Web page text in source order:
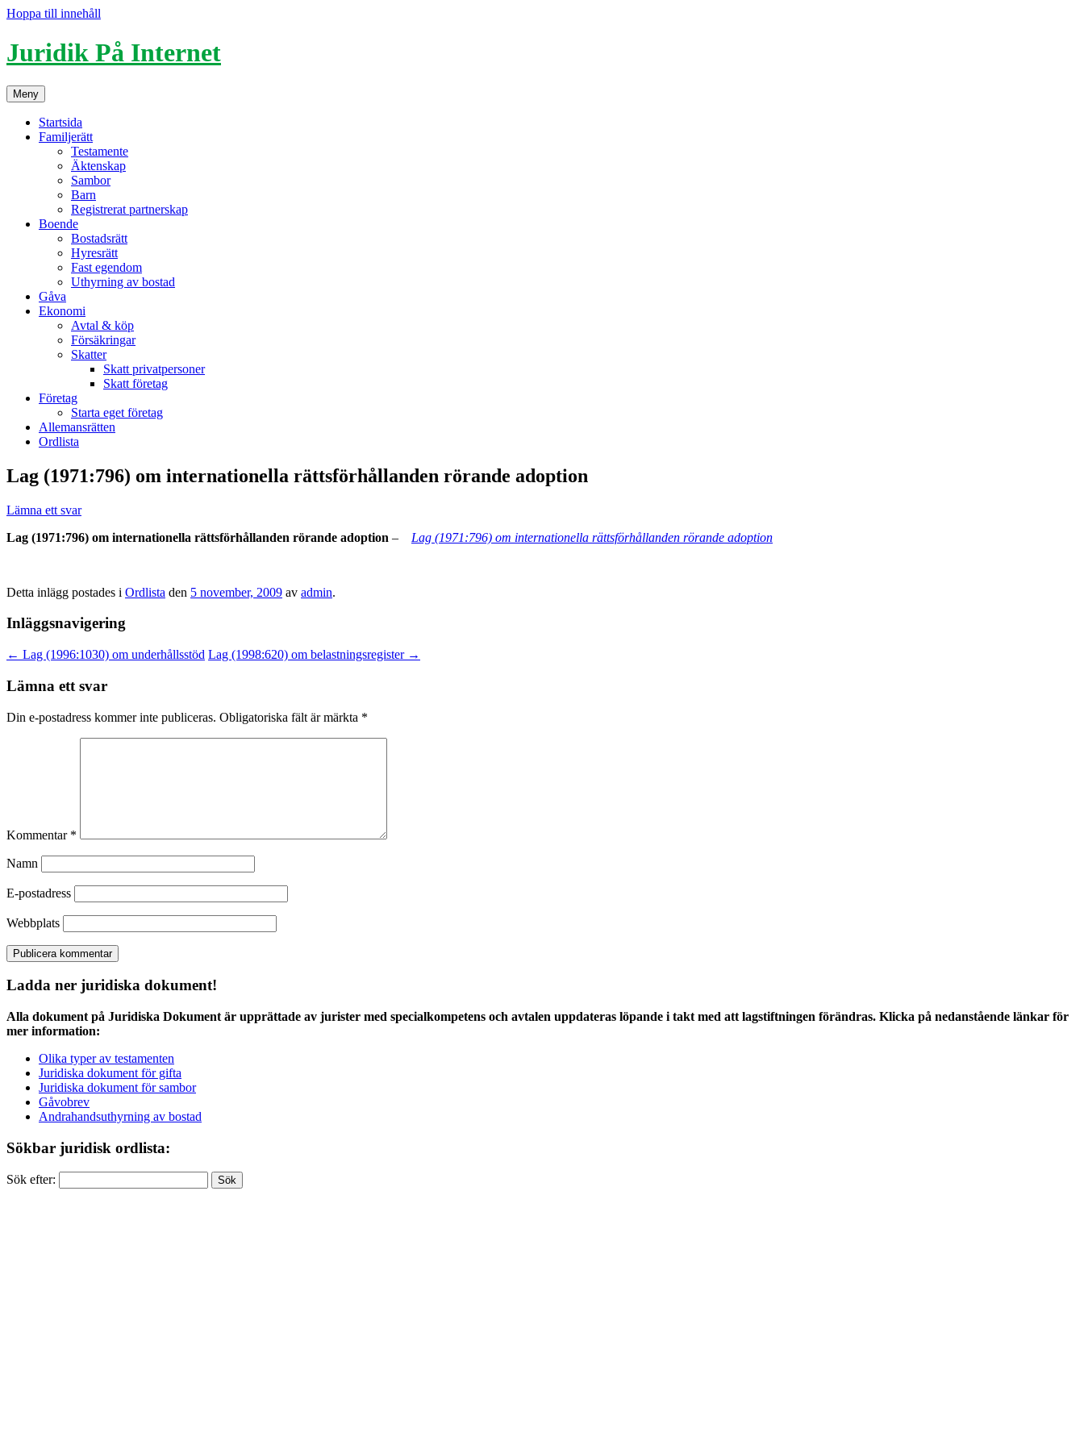
Hoppa till innehåll
Juridik På Internet
Meny
Startsida
Familjerätt
Testamente
Äktenskap
Sambor
Barn
Registrerat partnerskap
Boende
Bostadsrätt
Hyresrätt
Fast egendom
Uthyrning av bostad
Gåva
Ekonomi
Avtal & köp
Försäkringar
Skatter
Skatt privatpersoner
Skatt företag
Företag
Starta eget företag
Allemansrätten
Ordlista
Lag (1971:796) om internationella rättsförhållanden rörande adoption
Lämna ett svar
Lag (1971:796) om internationella rättsförhållanden rörande adoption – Lag (1971:796) om internationella rättsförhållanden rörande adoption
Detta inlägg postades i Ordlista den 5 november, 2009 av admin.
Inläggsnavigering
← Lag (1996:1030) om underhållsstöd Lag (1998:620) om belastningsregister →
Lämna ett svar
Din e-postadress kommer inte publiceras. Obligatoriska fält är märkta *
Kommentar *
Namn
E-postadress
Webbplats
Ladda ner juridiska dokument!
Alla dokument på Juridiska Dokument är upprättade av jurister med specialkompetens och avtalen uppdateras löpande i takt med att lagstiftningen förändras. Klicka på nedanstående länkar för
mer information:
Olika typer av testamenten
Juridiska dokument för gifta
Juridiska dokument för sambor
Gåvobrev
Andrahandsuthyrning av bostad
Sökbar juridisk ordlista:
Sök efter: